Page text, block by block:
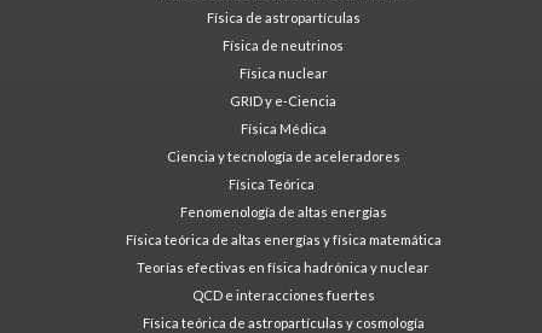
Física de astropartículas
Física de neutrinos
Física nuclear
GRID y e-Ciencia
Física Médica
Ciencia y tecnología de aceleradores
Física Teórica
Fenomenología de altas energías
Física teórica de altas energías y física matemática
Teorías efectivas en física hadrónica y nuclear
QCD e interacciones fuertes
Física teórica de astropartículas y cosmología